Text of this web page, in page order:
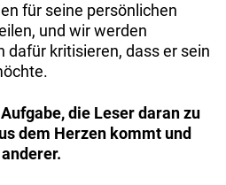
für seine persönlichen
und wir werden
dafür kritisieren, dass er sein
die Leser daran zu
dem Herzen kommt und